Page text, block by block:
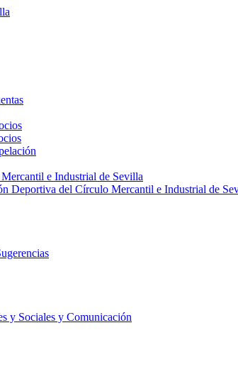
e Industrial de Sevilla
Deportiva del Círculo Mercantil e Industrial de
y Sociales y Comunicación